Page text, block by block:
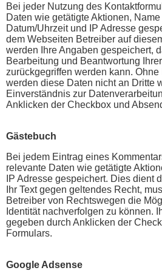
Bei jeder Nutzung des
Daten wie getätigte Aktionen,
Datum/Uhrzeit und IP Adresse
dem Webseiten Betreiber auf
werden Ihre Angaben gespeichert,
Bearbeitung und Beantwortung
zurückgegriffen werden kann.
werden diese Daten nicht an Dritte
Einverständnis zur
Anklicken der Checkbox und
Gästebuch
Bei jedem Eintrag eines
relevante Daten wie getätigte
IP Adresse gespeichert. Dies dient
Ihr Text gegen geltendes Recht,
Betreiber von Rechtswegen die
Identität nachverfolgen zu können.
gegeben durch Anklicken der
Formulars.
Google Adsense